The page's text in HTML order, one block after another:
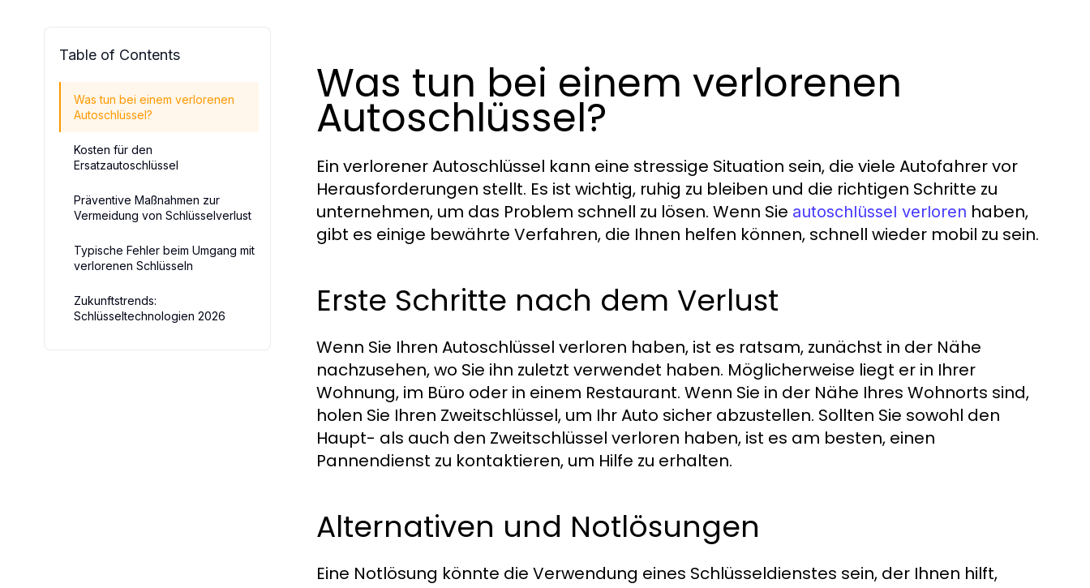
Table of Contents
Was tun bei einem verlorenen
Autoschlüssel?
Kosten für den
Ersatzautoschlüssel
Präventive Maßnahmen zur
Vermeidung von Schlüsselverlust
Typische Fehler beim Umgang mit
verlorenen Schlüsseln
Zukunftstrends:
Schlüsseltechnologien 2026
Was tun bei einem verlorenen
Autoschlüssel?
Ein verlorener Autoschlüssel kann eine stressige Situation sein, die viele Autofahrer vor
Herausforderungen stellt. Es ist wichtig, ruhig zu bleiben und die richtigen Schritte zu
unternehmen, um das Problem schnell zu lösen. Wenn Sie autoschlüssel verloren haben,
gibt es einige bewährte Verfahren, die Ihnen helfen können, schnell wieder mobil zu sein.
Erste Schritte nach dem Verlust
Wenn Sie Ihren Autoschlüssel verloren haben, ist es ratsam, zunächst in der Nähe
nachzusehen, wo Sie ihn zuletzt verwendet haben. Möglicherweise liegt er in Ihrer
Wohnung, im Büro oder in einem Restaurant. Wenn Sie in der Nähe Ihres Wohnorts sind,
holen Sie Ihren Zweitschlüssel, um Ihr Auto sicher abzustellen. Sollten Sie sowohl den
Haupt- als auch den Zweitschlüssel verloren haben, ist es am besten, einen
Pannendienst zu kontaktieren, um Hilfe zu erhalten.
Alternativen und Notlösungen
Eine Notlösung könnte die Verwendung eines Schlüsseldienstes sein, der Ihnen hilft,